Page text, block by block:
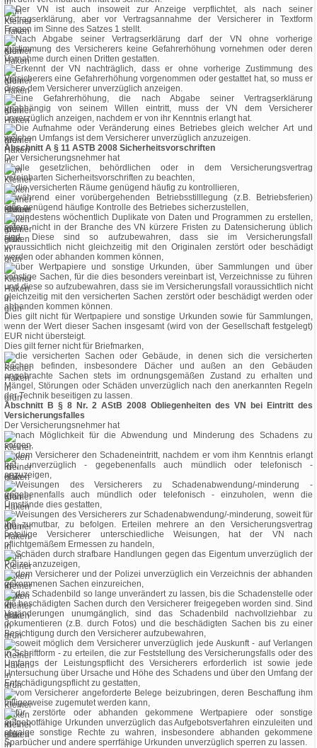
Der VN ist auch insoweit zur Anzeige verpflichtet, als nach seiner
Vertragserklärung, aber vor Vertragsannahme der Versicherer in Textform
Fragen im Sinne des Satzes 1 stellt.
Nach Abgabe seiner Vertragserklärung darf der VN ohne vorherige
Zustimmung des Versicherers keine Gefahrerhöhung vornehmen oder deren
Vornahme durch einen Dritten gestatten.
Erkennt der VN nachträglich, dass er ohne vorherige Zustimmung des
Versicherers eine Gefahrerhöhung vorgenommen oder gestattet hat, so muss er
diese dem Versicherer unverzüglich anzeigen.
Eine Gefahrerhöhung, die nach Abgabe seiner Vertragserklärung
unabhängig von seinem Willen eintritt, muss der VN dem Versicherer
unverzüglich anzeigen, nachdem er von ihr Kenntnis erlangt hat.
Die Aufnahme oder Veränderung eines Betriebes gleich welcher Art und
welchen Umfangs ist dem Versicherer unverzüglich anzuzeigen.
Abschnitt A § 11 ASTB 2008 Sicherheitsvorschriften
Der Versicherungsnehmer hat
alle gesetzlichen, behördlichen oder in dem Versicherungsvertrag
vereinbarten Sicherheitsvorschriften zu beachten,
die versicherten Räume genügend häufig zu kontrollieren,
während einer vorübergehenden Betriebsstilllegung (z.B. Betriebsferien)
eine genügend häufige Kontrolle des Betriebes sicherzustellen,
mindestens wöchentlich Duplikate von Daten und Programmen zu erstellen,
sofern nicht in der Branche des VN kürzere Fristen zu Datensicherung üblich
sind. Diese sind so aufzubewahren, dass sie im Versicherungsfall
voraussichtlich nicht gleichzeitig mit den Originalen zerstört oder beschädigt
werden oder abhanden kommen können,
über Wertpapiere und sonstige Urkunden, über Sammlungen und über
sonstige Sachen, für die dies besonders vereinbart ist, Verzeichnisse zu führen
und diese so aufzubewahren, dass sie im Versicherungsfall voraussichtlich nicht
gleichzeitig mit den versicherten Sachen zerstört oder beschädigt werden oder
abhanden kommen können.
Dies gilt nicht für Wertpapiere und sonstige Urkunden sowie für Sammlungen,
wenn der Wert dieser Sachen insgesamt (wird von der Gesellschaft festgelegt)
EUR nicht übersteigt.
Dies gilt ferner nicht für Briefmarken,
die versicherten Sachen oder Gebäude, in denen sich die versicherten
Sachen befinden, insbesondere Dächer und außen an den Gebäuden
angebrachte Sachen stets im ordnungsgemäßen Zustand zu erhalten und
Mängel, Störungen oder Schäden unverzüglich nach den anerkannten Regeln
der Technik beseitigen zu lassen.
Abschnitt B § 8 Nr. 2 AStB 2008 Obliegenheiten des VN bei Eintritt des
Versicherungsfalles
Der Versicherungsnehmer hat
nach Möglichkeit für die Abwendung und Minderung des Schadens zu
sorgen,
dem Versicherer den Schadeneintritt, nachdem er vom ihm Kenntnis erlangt
hat, unverzüglich - gegebenenfalls auch mündlich oder telefonisch -
anzuzeigen,
Weisungen des Versicherers zu Schadenabwendung/-minderung -
gegebenenfalls auch mündlich oder telefonisch - einzuholen, wenn die
Umstände dies gestatten,
Weisungen des Versicherers zur Schadenabwendung/-minderung, soweit für
ihn zumutbar, zu befolgen. Erteilen mehrere an den Versicherungsvertrag
beteilige Versicherer unterschiedliche Weisungen, hat der VN nach
pflichtgemäßem Ermessen zu handeln,
Schäden durch strafbare Handlungen gegen das Eigentum unverzüglich der
Polizei anzuzeigen,
dem Versicherer und der Polizei unverzüglich ein Verzeichnis der abhanden
gekommenen Sachen einzureichen,
das Schadenbild so lange unverändert zu lassen, bis die Schadenstelle oder
die beschädigten Sachen durch den Versicherer freigegeben worden sind. Sind
Veränderungen unumgänglich, sind das Schadenbild nachvollziehbar zu
dokumentieren (z.B. durch Fotos) und die beschädigten Sachen bis zu einer
Besichtigung durch den Versicherer aufzubewahren,
soweit möglich dem Versicherer unverzüglich jede Auskunft - auf Verlangen
in Schriftform - zu erteilen, die zur Feststellung des Versicherungsfalls oder des
Umfangs der Leistungspflicht des Versicherers erforderlich ist sowie jede
Untersuchung über Ursache und Höhe des Schadens und über den Umfang der
Entschädigungspflicht zu gestatten,
vom Versicherer angeforderte Belege beizubringen, deren Beschaffung ihm
billigerweise zugemutet werden kann,
für zerstörte oder abhanden gekommene Wertpapiere oder sonstige
aufgebotfähige Urkunden unverzüglich das Aufgebotsverfahren einzuleiten und
etwaige sonstige Rechte zu wahren, insbesondere abhanden gekommene
Sparbücher und andere sperrfähige Urkunden unverzüglich sperren zu lassen.